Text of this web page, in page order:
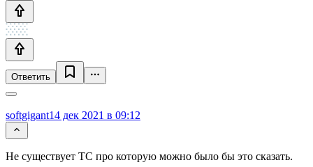
Ответить
softgigant14 дек 2021 в 09:12
Не существует ТС про которую можно было бы это сказать.